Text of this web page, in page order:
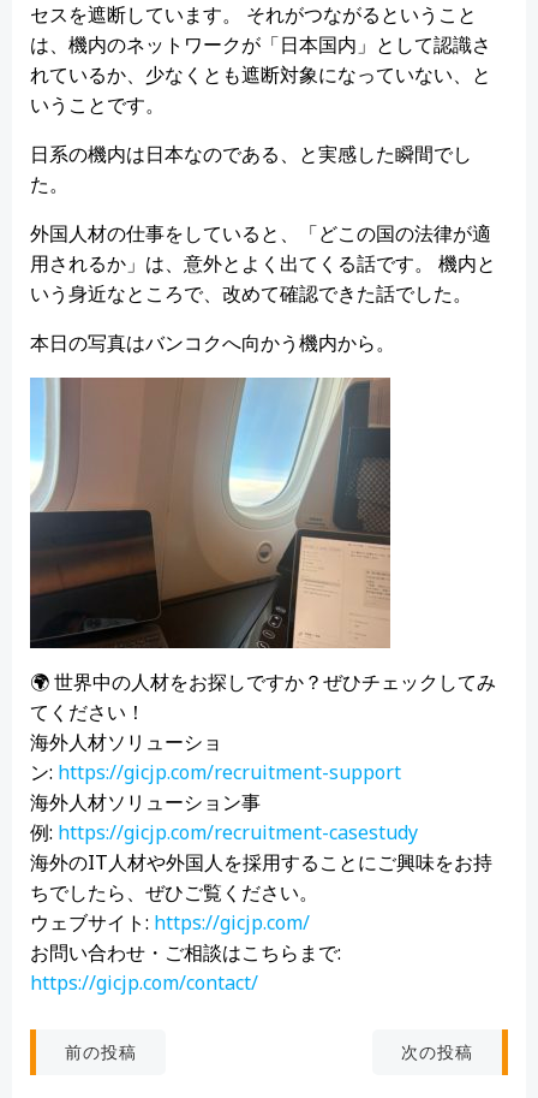
セスを遮断しています。 それがつながるということ
は、機内のネットワークが「日本国内」として認識さ
れているか、少なくとも遮断対象になっていない、と
いうことです。
日系の機内は日本なのである、と実感した瞬間でし
た。
外国人材の仕事をしていると、「どこの国の法律が適
用されるか」は、意外とよく出てくる話です。 機内と
いう身近なところで、改めて確認できた話でした。
本日の写真はバンコクへ向かう機内から。
🌍 世界中の人材をお探しですか？ぜひチェックしてみ
てください！
海外人材ソリューショ
ン: https://gicjp.com/recruitment-support
海外人材ソリューション事
例: https://gicjp.com/recruitment-casestudy
海外のIT人材や外国人を採用することにご興味をお持
ちでしたら、ぜひご覧ください。
ウェブサイト: https://gicjp.com/
お問い合わせ・ご相談はこちらまで:
https://gicjp.com/contact/
投前の投稿 次の投稿